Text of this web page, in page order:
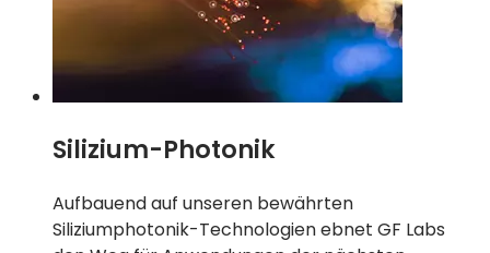
Silizium-Photonik
Aufbauend auf unseren bewährten
Siliziumphotonik-Technologien ebnet GF Labs